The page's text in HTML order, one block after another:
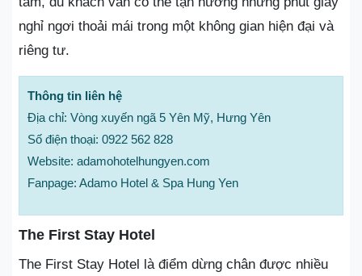
nghỉ ngơi thoải mái trong một không gian hiện đại và
riêng tư.
Thông tin liên hệ
Địa chỉ: Vòng xuyến ngã 5 Yên Mỹ, Hưng Yên
Số điện thoại: 0922 562 828
Website: adamohotelhungyen.com
Fanpage: Adamo Hotel & Spa Hung Yen
The First Stay Hotel
The First Stay Hotel là điểm dừng chân được nhiều